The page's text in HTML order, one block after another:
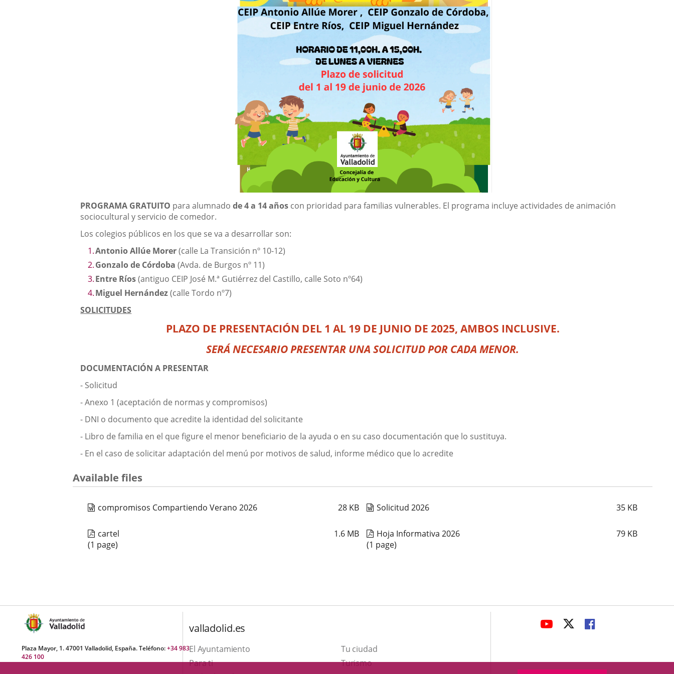
Descripción
PROGRAMA GRATUITO para alumnadode 4 a 14 años con prioridad para familias vulnerables. El programa incluye actividades de animación
sociocultural y servicio de comedor.
Los colegios públicos en los que se va a desarrollar son:
Antonio Allúe Morer(calle La Transición nº 10-12)
Gonzalo de Córdoba(Avda. de Burgos nº 11)
Entre Ríos(antiguo CEIP José M.ª Gutiérrez del Castillo, calle Soto nº64)
Miguel Hernández(calle Tordo nº7)
SOLICITUDES
PLAZO DE PRESENTACIÓN DEL 1 AL 19 DE JUNIO DE 2025, AMBOS INCLUSIVE.
SERÁ NECESARIO PRESENTAR UNA SOLICITUD POR CADA MENOR.
DOCUMENTACIÓN A PRESENTAR
- Solicitud
- Anexo 1 (aceptación de normas y compromisos)
- DNI o documento que acredite la identidad del solicitante
- Libro de familia en el que figure el menor beneficiario de la ayuda o en su caso documentación que lo sustituya.
- En el caso de solicitar adaptación del menú por motivos de salud, informe médico que lo acredite
Available files
compromisos Compartiendo Verano 2026 28 KB Solicitud 2026 35 KB
cartel 1.6 MB
(1 page)
Hoja Informativa 2026 79 KB
(1 page)
Plaza Mayor, 1. 47001 Valladolid, España. Teléfono:+34 983
426 100
valladolid.es
El Ayuntamiento
Tu ciudad
Para ti
TurismoThis
LINK
APPLICATION.
LINK
APPLICATION.
LINK
APPLICATION.